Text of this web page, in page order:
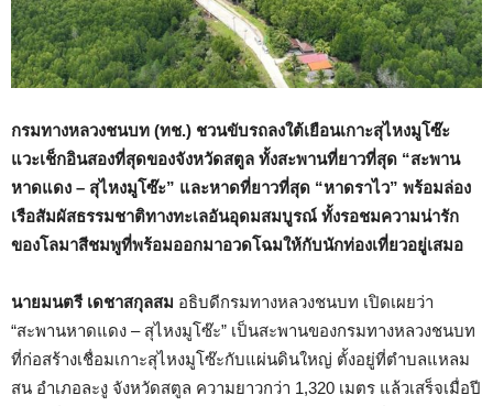
กรมทางหลวงชนบท (ทช.) ชวนขับรถลงใต้เยือนเกาะสุไหงมูโซ๊ะ
แวะเช็กอินสองที่สุดของจังหวัดสตูล ทั้งสะพานที่ยาวที่สุด “สะพาน
หาดแดง – สุไหงมูโซ๊ะ” และหาดที่ยาวที่สุด “หาดราไว” พร้อมล่อง
เรือสัมผัสธรรมชาติทางทะเลอันอุดมสมบูรณ์ ทั้งรอชมความน่ารัก
ของโลมาสีชมพูที่พร้อมออกมาอวดโฉมให้กับนักท่องเที่ยวอยู่เสมอ
นายมนตรี เดชาสกุลสม อธิบดีกรมทางหลวงชนบท เปิดเผยว่า
“สะพานหาดแดง – สุไหงมูโซ๊ะ” เป็นสะพานของกรมทางหลวงชนบท
ที่ก่อสร้างเชื่อมเกาะสุไหงมูโซ๊ะกับแผ่นดินใหญ่ ตั้งอยู่ที่ตำบลแหลม
สน อำเภอละงู จังหวัดสตูล ความยาวกว่า 1,320 เมตร แล้วเสร็จเมื่อปี